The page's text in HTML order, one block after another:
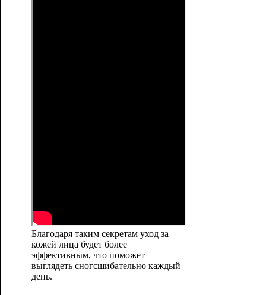
Благодаря таким секретам уход за
кожей лица будет более
эффективным, что поможет
выглядеть сногсшибательно каждый
день.